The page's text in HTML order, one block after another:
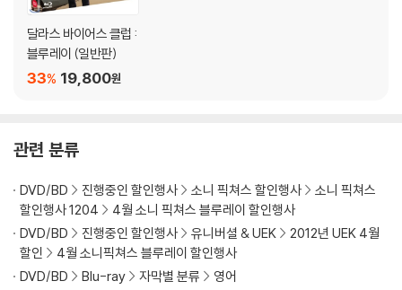
달라스 바이어스 클럽 :
블루레이 (일반판)
19,800원
33%
관련 분류
DVD/BD 진행중인 할인행사 소니 픽쳐스 할인행사
소니 픽쳐스
할인행사 1204
4월 소니 픽쳐스 블루레이 할인행사
DVD/BD
진행중인 할인행사 유니버셜 & UEK
2012년 UEK 4월
할인
4월 소니픽쳐스 블루레이 할인행사
DVD/BD
Blu-ray 자막별 분류
영어